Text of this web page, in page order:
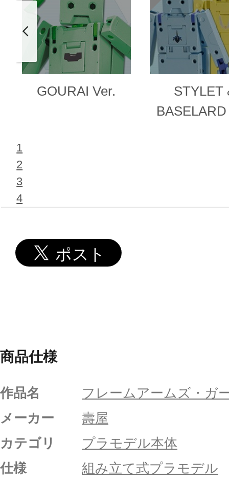
GOURAI Ver.
STYLET
BASELARD
1
2
3
4
商品仕様
作品名
フレームアームズ・ガ
メーカー
壽屋
カテゴリ
プラモデル本体
仕様
組み立て式プラモデル